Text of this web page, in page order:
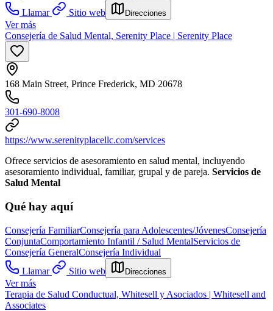
Llamar
Sitio web Direcciones
Ver más
Consejería de Salud Mental, Serenity Place | Serenity Place
168 Main Street, Prince Frederick, MD 20678
301-690-8008
https://www.serenityplacellc.com/services
Ofrece servicios de asesoramiento en salud mental, incluyendo
asesoramiento individual, familiar, grupal y de pareja. Servicios de
Salud Mental
Qué hay aquí
Consejería FamiliarConsejería para Adolescentes/JóvenesConsejería
ConjuntaComportamiento Infantil / Salud MentalServicios de
Consejería GeneralConsejería Individual
Llamar
Sitio web Direcciones
Ver más
Terapia de Salud Conductual, Whitesell y Asociados | Whitesell and
Associates